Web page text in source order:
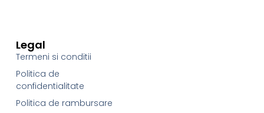
Legal
Termeni si conditii
Politica de
confidentialitate
Politica de rambursare